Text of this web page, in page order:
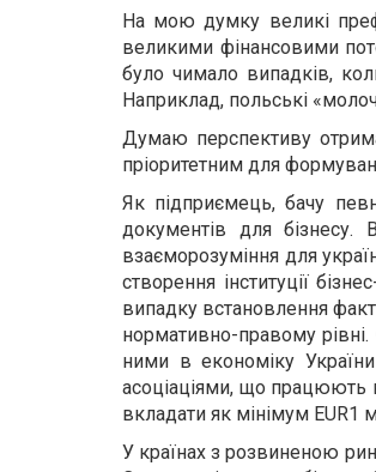
На мою думку великі
великими фінансовими
було чимало випадків,
Наприклад, польські
Думаю перспективу
пріоритетним для
Як підприємець, бачу
документів для
взаєморозуміння для
створення інституції
випадку встановлення
нормативно-правому
ними в економіку
асоціаціями, що працюють
вкладати як мінімум EUR1
У країнах з розвиненою